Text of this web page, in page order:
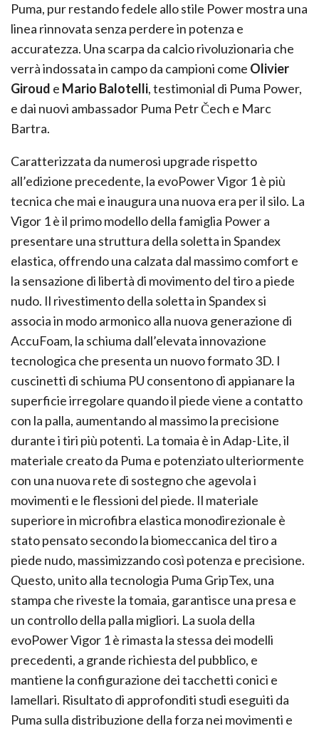
Puma, pur restando fedele allo stile Power mostra una
linea rinnovata senza perdere in potenza e
accuratezza. Una scarpa da calcio rivoluzionaria che
verrà indossata in campo da campioni come Olivier
Giroud e Mario Balotelli, testimonial di Puma Power,
e dai nuovi ambassador Puma Petr Čech e Marc
Bartra.
Caratterizzata da numerosi upgrade rispetto
all’edizione precedente, la evoPower Vigor 1 è più
tecnica che mai e inaugura una nuova era per il silo. La
Vigor 1 è il primo modello della famiglia Power a
presentare una struttura della soletta in Spandex
elastica, offrendo una calzata dal massimo comfort e
la sensazione di libertà di movimento del tiro a piede
nudo. Il rivestimento della soletta in Spandex si
associa in modo armonico alla nuova generazione di
AccuFoam, la schiuma dall’elevata innovazione
tecnologica che presenta un nuovo formato 3D. I
cuscinetti di schiuma PU consentono di appianare la
superficie irregolare quando il piede viene a contatto
con la palla, aumentando al massimo la precisione
durante i tiri più potenti. La tomaia è in Adap-Lite, il
materiale creato da Puma e potenziato ulteriormente
con una nuova rete di sostegno che agevola i
movimenti e le flessioni del piede. Il materiale
superiore in microfibra elastica monodirezionale è
stato pensato secondo la biomeccanica del tiro a
piede nudo, massimizzando così potenza e precisione.
Questo, unito alla tecnologia Puma GripTex, una
stampa che riveste la tomaia, garantisce una presa e
un controllo della palla migliori. La suola della
evoPower Vigor 1 è rimasta la stessa dei modelli
precedenti, a grande richiesta del pubblico, e
mantiene la configurazione dei tacchetti conici e
lamellari. Risultato di approfonditi studi eseguiti da
Puma sulla distribuzione della forza nei movimenti e